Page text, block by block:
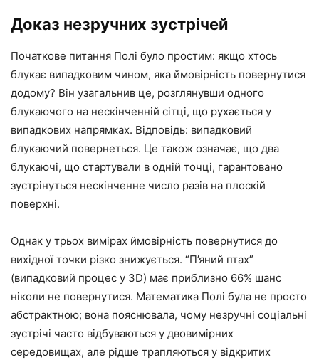
Доказ незручних зустрічей
Початкове питання Полі було простим: якщо хтось
блукає випадковим чином, яка ймовірність повернутися
додому? Він узагальнив це, розглянувши одного
блукаючого на нескінченній сітці, що рухається у
випадкових напрямках. Відповідь: випадковий
блукаючий повернеться. Це також означає, що два
блукаючі, що стартували в одній точці, гарантовано
зустрінуться нескінченне число разів на плоскій
поверхні.
Однак у трьох вимірах ймовірність повернутися до
вихідної точки різко знижується. “П’яний птах”
(випадковий процес у 3D) має приблизно 66% шанс
ніколи не повернутися. Математика Полі була не просто
абстрактною; вона пояснювала, чому незручні соціальні
зустрічі часто відбуваються у двовимірних
середовищах, але рідше трапляються у відкритих